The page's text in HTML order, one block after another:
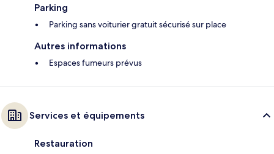
Parking
Parking sans voiturier gratuit sécurisé sur place
Autres informations
Espaces fumeurs prévus
Services et équipements
Restauration